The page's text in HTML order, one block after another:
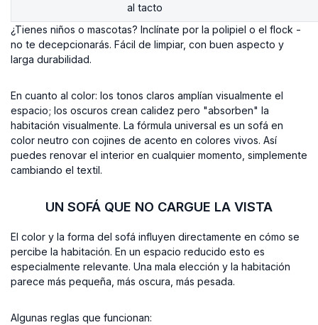
al tacto
¿Tienes niños o mascotas? Inclínate por la polipiel o el flock -
no te decepcionarás. Fácil de limpiar, con buen aspecto y
larga durabilidad.
En cuanto al color: los tonos claros amplían visualmente el
espacio; los oscuros crean calidez pero "absorben" la
habitación visualmente. La fórmula universal es un sofá en
color neutro con cojines de acento en colores vivos. Así
puedes renovar el interior en cualquier momento, simplemente
cambiando el textil.
UN SOFÁ QUE NO CARGUE LA VISTA
El color y la forma del sofá influyen directamente en cómo se
percibe la habitación. En un espacio reducido esto es
especialmente relevante. Una mala elección y la habitación
parece más pequeña, más oscura, más pesada.
Algunas reglas que funcionan: